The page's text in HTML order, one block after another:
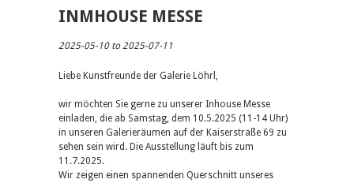
INMHOUSE MESSE
2025-05-10 to 2025-07-11
Liebe Kunstfreunde der Galerie Löhrl,
wir möchten Sie gerne zu unserer Inhouse Messe
einladen, die ab Samstag, dem 10.5.2025 (11-14 Uhr)
in unseren Galerieräumen auf der Kaiserstraße 69 zu
sehen sein wird. Die Ausstellung läuft bis zum
11.7.2025.
Wir zeigen einen spannenden Querschnitt unseres